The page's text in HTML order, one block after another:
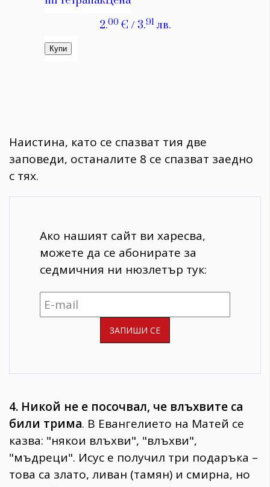
Наистина, като се спазват тия две
заповеди, останалите 8 се спазват заедно
с тях.
Ако нашият сайт ви харесва,
можете да се абонирате за
седмичния ни нюзлетър тук:
4. Никой не е посочвал, че влъхвите са
били трима. В Евангелието на Матей се
казва: "някои влъхви", "влъхви",
"мъдреци". Исус е получил три подаръка –
това са злато, ливан (тамян) и смирна, но